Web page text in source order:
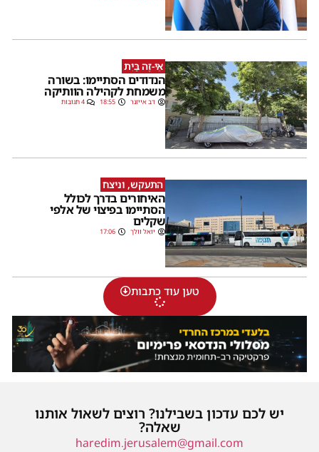
אֵי-זֶה בַּיִת
הנדודים הסתיימו: בשורה
משמחת לקהילה הוותיקה
דב אייזנר 18:55 4 תגובות
התעקש, וניצח
האיחורים בדרך לכולל
הסתיימו בפיצוי של אלפי
שקלים
יואל וולך 17:06
טען עוד כתבות
יש לכם עדכון בשבילנו? רוצים לשאול אותנו
שאלה?
haredim.jerusalem@gmail.com